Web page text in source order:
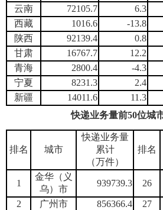
云南
72105.7 6.3
西藏
1016.6 -13.8
陕西
92139.4 0.8
甘肃
16767.7 12.2
青海
2800.4 -4.3
宁夏
8231.3 2.4
新疆
14011.6 11.3
快递业务量前50位城
排名 城市
快递业务量
累计
（万件）
排名
1
金华（义
乌）市
939739.3 26
2 广州市 856366.4 27